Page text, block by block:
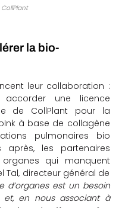
la bio-
leur collaboration :
une licence
de CollPlant pour la
à base de collagène
pulmonaires bio
après, les partenaires
qui manquent
Tal, directeur général de
d’organes est un besoin
et, en nous associant à